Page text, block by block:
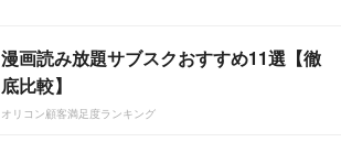
漫画読み放題サブスクおすすめ11選【徹
底比較】
オリコン顧客満足度ランキング